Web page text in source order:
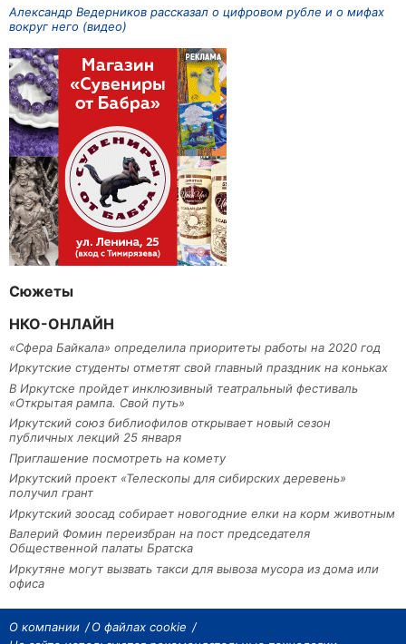
Александр Ведерников рассказал о цифровом рубле и о мифах
вокруг него (видео)
Сюжеты
НКО-ОНЛАЙН
«Сфера Байкала» определила приоритеты работы на 2020 год
Иркутские студенты отметят свой главный праздник на коньках
В Иркутске пройдет инклюзивный театральный фестиваль
«Открытая рампа. Свой путь»
Иркутский союз библиофилов открывает новый сезон
публичных лекций 25 января
Приглашение посмотреть на комету
Иркутский проект «Телескопы для сибирских деревень»
получил грант
Иркутский зоосад собирает новогодние елки на корм животным
Валерий Фомин переизбран на пост председателя
Общественной палаты Братска
Иркутяне могут вызвать такси для вывоза мусора из дома или
офиса
О компании
О файлах cookie